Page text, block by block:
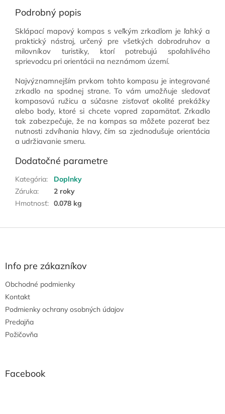
Podrobný popis
Sklápací mapový kompas s veľkým zrkadlom je ľahký a
praktický nástroj, určený pre všetkých dobrodruhov a
milovníkov turistiky, ktorí potrebujú spoľahlivého
sprievodcu pri orientácii na neznámom území.
Najvýznamnejším prvkom tohto kompasu je integrované
zrkadlo na spodnej strane. To vám umožňuje sledovať
kompasovú ružicu a súčasne zisťovať okolité prekážky
alebo body, ktoré si chcete vopred zapamätať. Zrkadlo
tak zabezpečuje, že na kompas sa môžete pozerať bez
nutnosti zdvíhania hlavy, čím sa zjednodušuje orientácia
a udržiavanie smeru.
Dodatočné parametre
Kategória:
Doplnky
Záruka:
2 roky
Hmotnosť: 0.078 kg
Z
Info pre zákazníkov
Obchodné podmienky
Kontakt
Podmienky ochrany osobných údajov
Predajňa
Požičovňa
Facebook